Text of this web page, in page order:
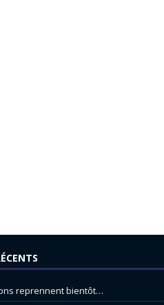
reprennent bientôt…